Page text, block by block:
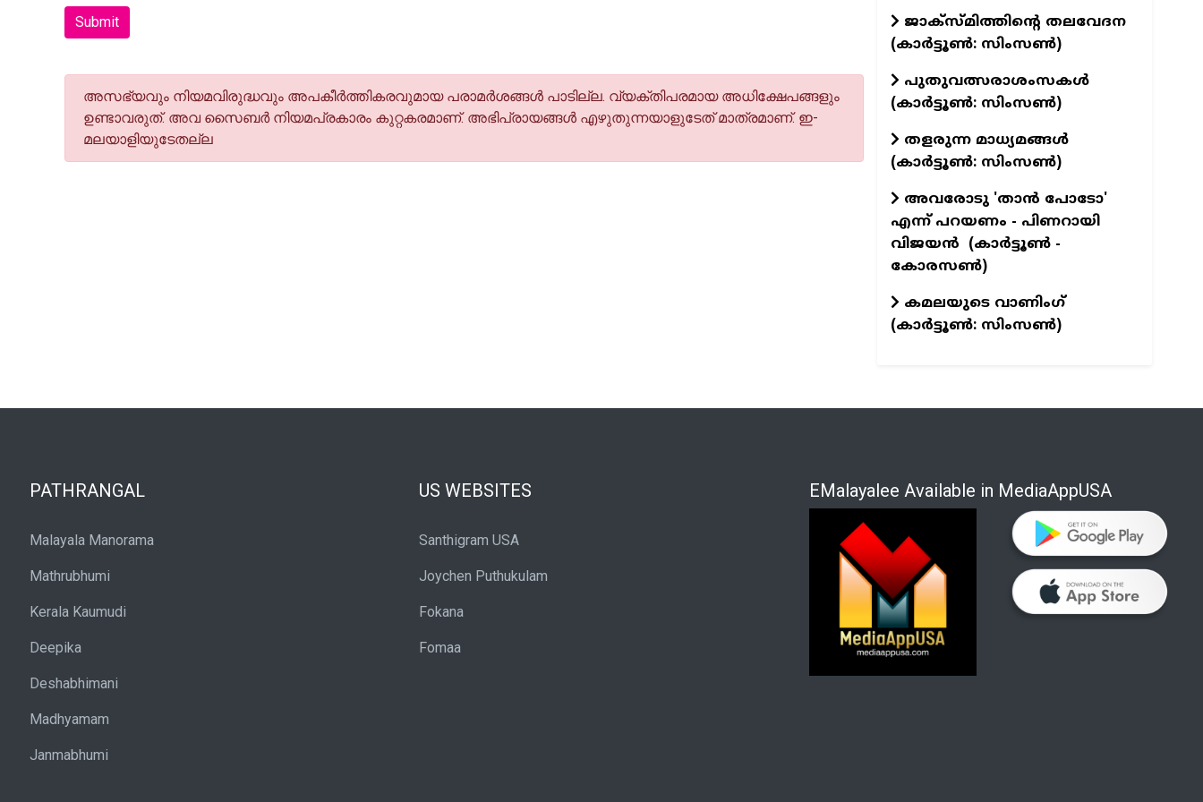
Submit
അസഭ്യവും നിയമവിരുദ്ധവും അപകീര്‍ത്തികരവുമായ പരാമര്‍ശങ്ങള്‍ പാടില്ല. വ്യക്തിപരമായ അധിക്ഷേപങ്ങളും
ഉണ്ടാവരുത്. അവ സൈബര്‍ നിയമപ്രകാരം കുറ്റകരമാണ്. അഭിപ്രായങ്ങള്‍ എഴുതുന്നയാളുടേത് മാത്രമാണ്. ഇ-
മലയാളിയുടേതല്ല
ജാക്‌സ്മിത്തിന്റെ തലവേദന
(കാര്‍ട്ടൂണ്‍: സിംസണ്‍)
പുതുവത്സരാശംസകള്‍
(കാര്‍ട്ടൂണ്‍: സിംസണ്‍)
തളരുന്ന മാധ്യമങ്ങള്‍
(കാര്‍ട്ടൂണ്‍: സിംസണ്‍)
അവരോടു 'താൻ പോടോ'
എന്ന് പറയണം - പിണറായി
വിജയൻ (കാർട്ടൂൺ -
കോരസൺ)
കമലയുടെ വാണിംഗ്
(കാര്‍ട്ടൂണ്‍: സിംസണ്‍)
PATHRANGAL
Malayala Manorama
Mathrubhumi
Kerala Kaumudi
Deepika
Deshabhimani
Madhyamam
Janmabhumi
US WEBSITES
Santhigram USA
Joychen Puthukulam
Fokana
Fomaa
EMalayalee Available in MediaAppUSA